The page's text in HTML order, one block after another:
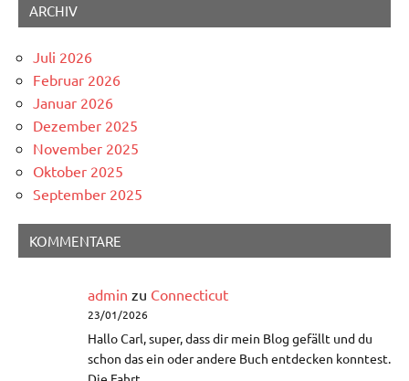
ARCHIV
Juli 2026
Februar 2026
Januar 2026
Dezember 2025
November 2025
Oktober 2025
September 2025
KOMMENTARE
admin zu Connecticut
23/01/2026
Hallo Carl, super, dass dir mein Blog gefällt und du
schon das ein oder andere Buch entdecken konntest.